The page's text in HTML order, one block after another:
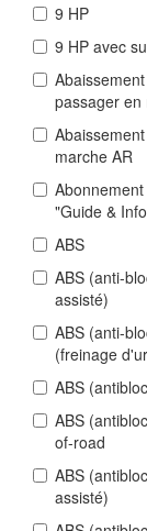
9 HP
9 HP avec
passager en
marche AR
"Guide &
ABS
ABS (anti-
assisté)
ABS (anti-
(freinage
ABS
ABS
of-road
ABS
assisté)